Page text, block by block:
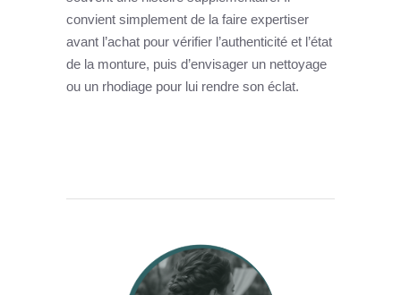
convient simplement de la faire expertiser
avant l’achat pour vérifier l’authenticité et l’état
de la monture, puis d’envisager un nettoyage
ou un rhodiage pour lui rendre son éclat.